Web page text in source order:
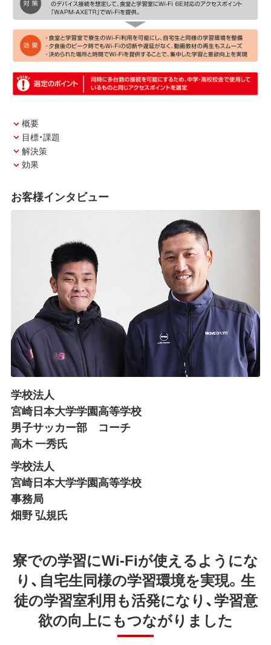
概要
目標・課題
解決策
効果
お客様インタビュー
学校法人
宮崎日本大学学園高等学校
男子サッカー部 コーチ
高木 一秀氏
学校法人
宮崎日本大学学園高等学校
事務局
畑野 弘規氏
寮での学習にWi-Fiが使えるようにな
り、自宅生同様の学習環境を実現。生
徒の学習室利用も活発になり、学習意
欲の向上にもつながりました